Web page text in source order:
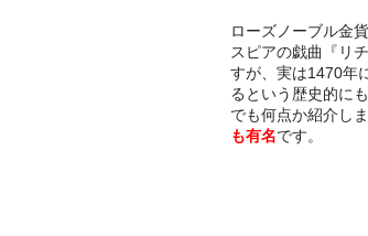
ローズノーブル金
スピアの戯曲『リ
すが、実は1470年
るという歴史的に
でも何点か紹介しま
も有名です。